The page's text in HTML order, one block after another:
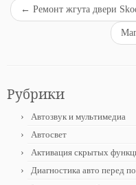
← Ремонт жгута двери
Рубрики
Автозвук и мультимедиа
Автосвет
Активация скрытых
Диагностика авто перед